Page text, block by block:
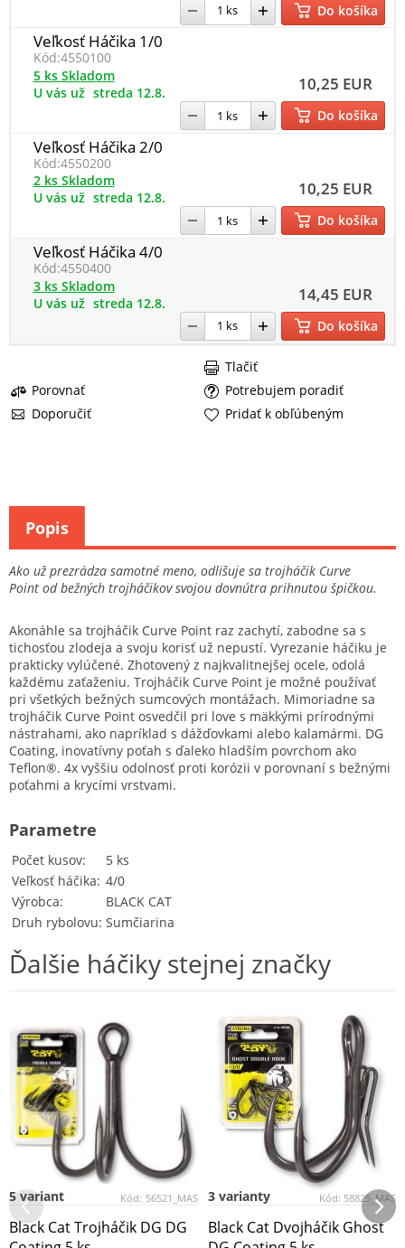
Do košíka
Veľkosť Háčika 1/0
Kód:4550100
10,25 EUR
5 ks Skladom
U vás už streda 12.8.
Do košíka
Veľkosť Háčika 2/0
Kód:4550200
10,25 EUR
2 ks Skladom
U vás už streda 12.8.
Do košíka
Veľkosť Háčika 4/0
Kód:4550400
14,45 EUR
3 ks Skladom
U vás už streda 12.8.
Do košíka
Porovnať
Potrebujem poradiť
Doporučiť
Tlačiť
Pridať k obľúbeným
Ako už prezrádza samotné meno, odlišuje sa trojháčik Curve
Point od bežných trojháčikov svojou dovnútra prihnutou špičkou.
Akonáhle sa trojháčik Curve Point raz zachytí, zabodne sa s
tichosťou zlodeja a svoju korisť už nepustí. Vyrezanie háčiku je
prakticky vylúčené. Zhotovený z najkvalitnejšej ocele, odolá
každému zaťaženiu. Trojháčik Curve Point je možné používať
pri všetkých bežných sumcových montážach. Mimoriadne sa
trojháčik Curve Point osvedčil pri love s mäkkými prírodnými
nástrahami, ako napríklad s dážďovkami alebo kalamármi. DG
Coating, inovatívny poťah s ďaleko hladším povrchom ako
Teflon®. 4x vyššiu odolnosť proti korózii v porovnaní s bežnými
poťahmi a krycími vrstvami.
Počet kusov
5 ks
Veľkosť háčika 4/0
Výrobca
BLACK CAT
Druh rybolovu Sumčiarina
Parametre
Popis
Ďalšie háčiky stejnej značky
Kód: 56521_MAS
5 variant
Black Cat Trojháčik DG DG
Kód: 58825_MAS
3 varianty
Black Cat Dvojháčik Ghost